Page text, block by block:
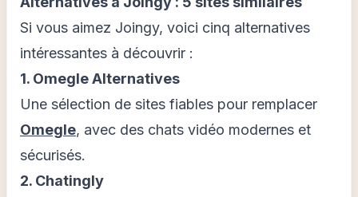
Si vous aimez Joingy, voici cinq alternatives
intéressantes à découvrir :
1. Omegle Alternatives
Une sélection de sites fiables pour remplacer
Omegle, avec des chats vidéo modernes et
sécurisés.
2. Chatingly